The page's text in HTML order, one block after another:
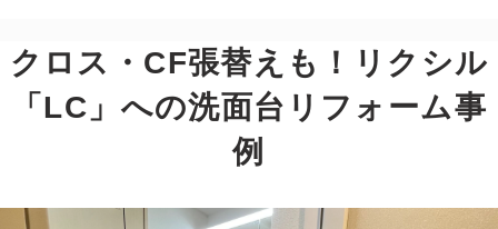
クロス・CF張替えも！リクシル
「LC」への洗面台リフォーム事
例